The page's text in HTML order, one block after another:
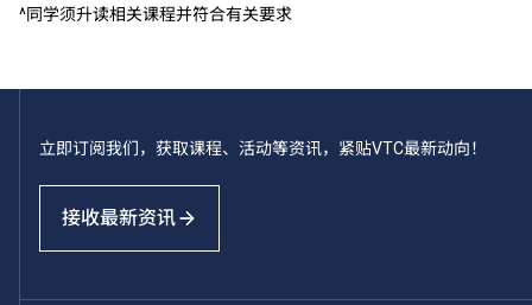
^同学须升读相关课程并符合有关要求
立即订阅我们，获取课程、活动等资讯，紧贴VTC最新动向！
接收最新资讯